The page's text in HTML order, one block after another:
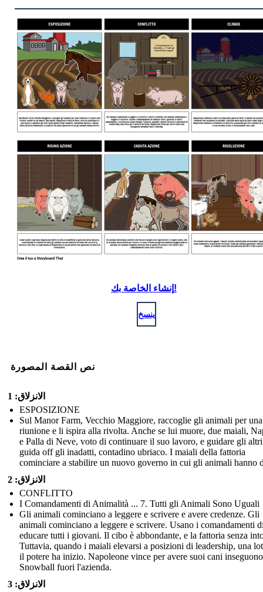
إنشاء الخاصة بك!
ينسخ
نص القصة المصورة
الانزلاق: 1
ESPOSIZIONE
Sul Manor Farm, Vecchio Maggiore, raccoglie gli animali per una
riunione e li ispira alla rivolta. Anche se lui muore, due maiali,
e Palla di Neve, voto di continuare il suo lavoro, e guidare gli
guida off gli inadatti, contadino ubriaco. I maiali della fattoria
cominciare a stabilire un nuovo governo in cui gli animali hanno
الانزلاق: 2
CONFLITTO
I Comandamenti di Animalità ... 7. Tutti gli Animali Sono Uguali
Gli animali cominciano a leggere e scrivere e avere credenze. Gli
animali cominciano a leggere e scrivere. Usano i comandamenti
educare tutti i giovani. Il cibo è abbondante, e la fattoria senza
Tuttavia, quando i maiali elevarsi a posizioni di leadership, una
il potere ha inizio. Napoleone vince per avere suoi cani inseguono
Snowball fuori l'azienda.
الانزلاق: 3